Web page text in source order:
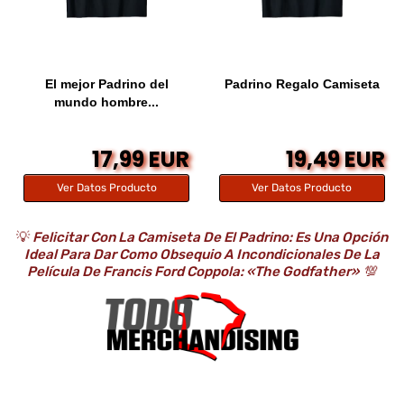
El mejor Padrino del
mundo hombre...
17,99 EUR
Ver Datos Producto
Padrino Regalo Camiseta
19,49 EUR
Ver Datos Producto
💡 Felicitar Con La Camiseta De El Padrino: Es Una Opción
Ideal Para Dar Como Obsequio A Incondicionales De La
Película De Francis Ford Coppola: «The Godfather» 💯